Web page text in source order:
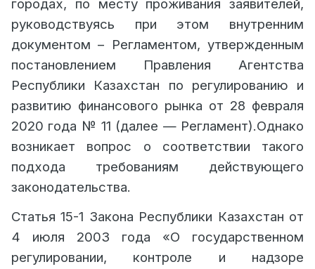
городах, по месту проживания заявителей,
руководствуясь при этом внутренним
документом – Регламентом, утвержденным
постановлением Правления Агентства
Республики Казахстан по регулированию и
развитию финансового рынка от 28 февраля
2020 года № 11 (далее — Регламент).Однако
возникает вопрос о соответствии такого
подхода требованиям действующего
законодательства.
Статья 15-1 Закона Республики Казахстан от
4 июля 2003 года «О государственном
регулировании, контроле и надзоре